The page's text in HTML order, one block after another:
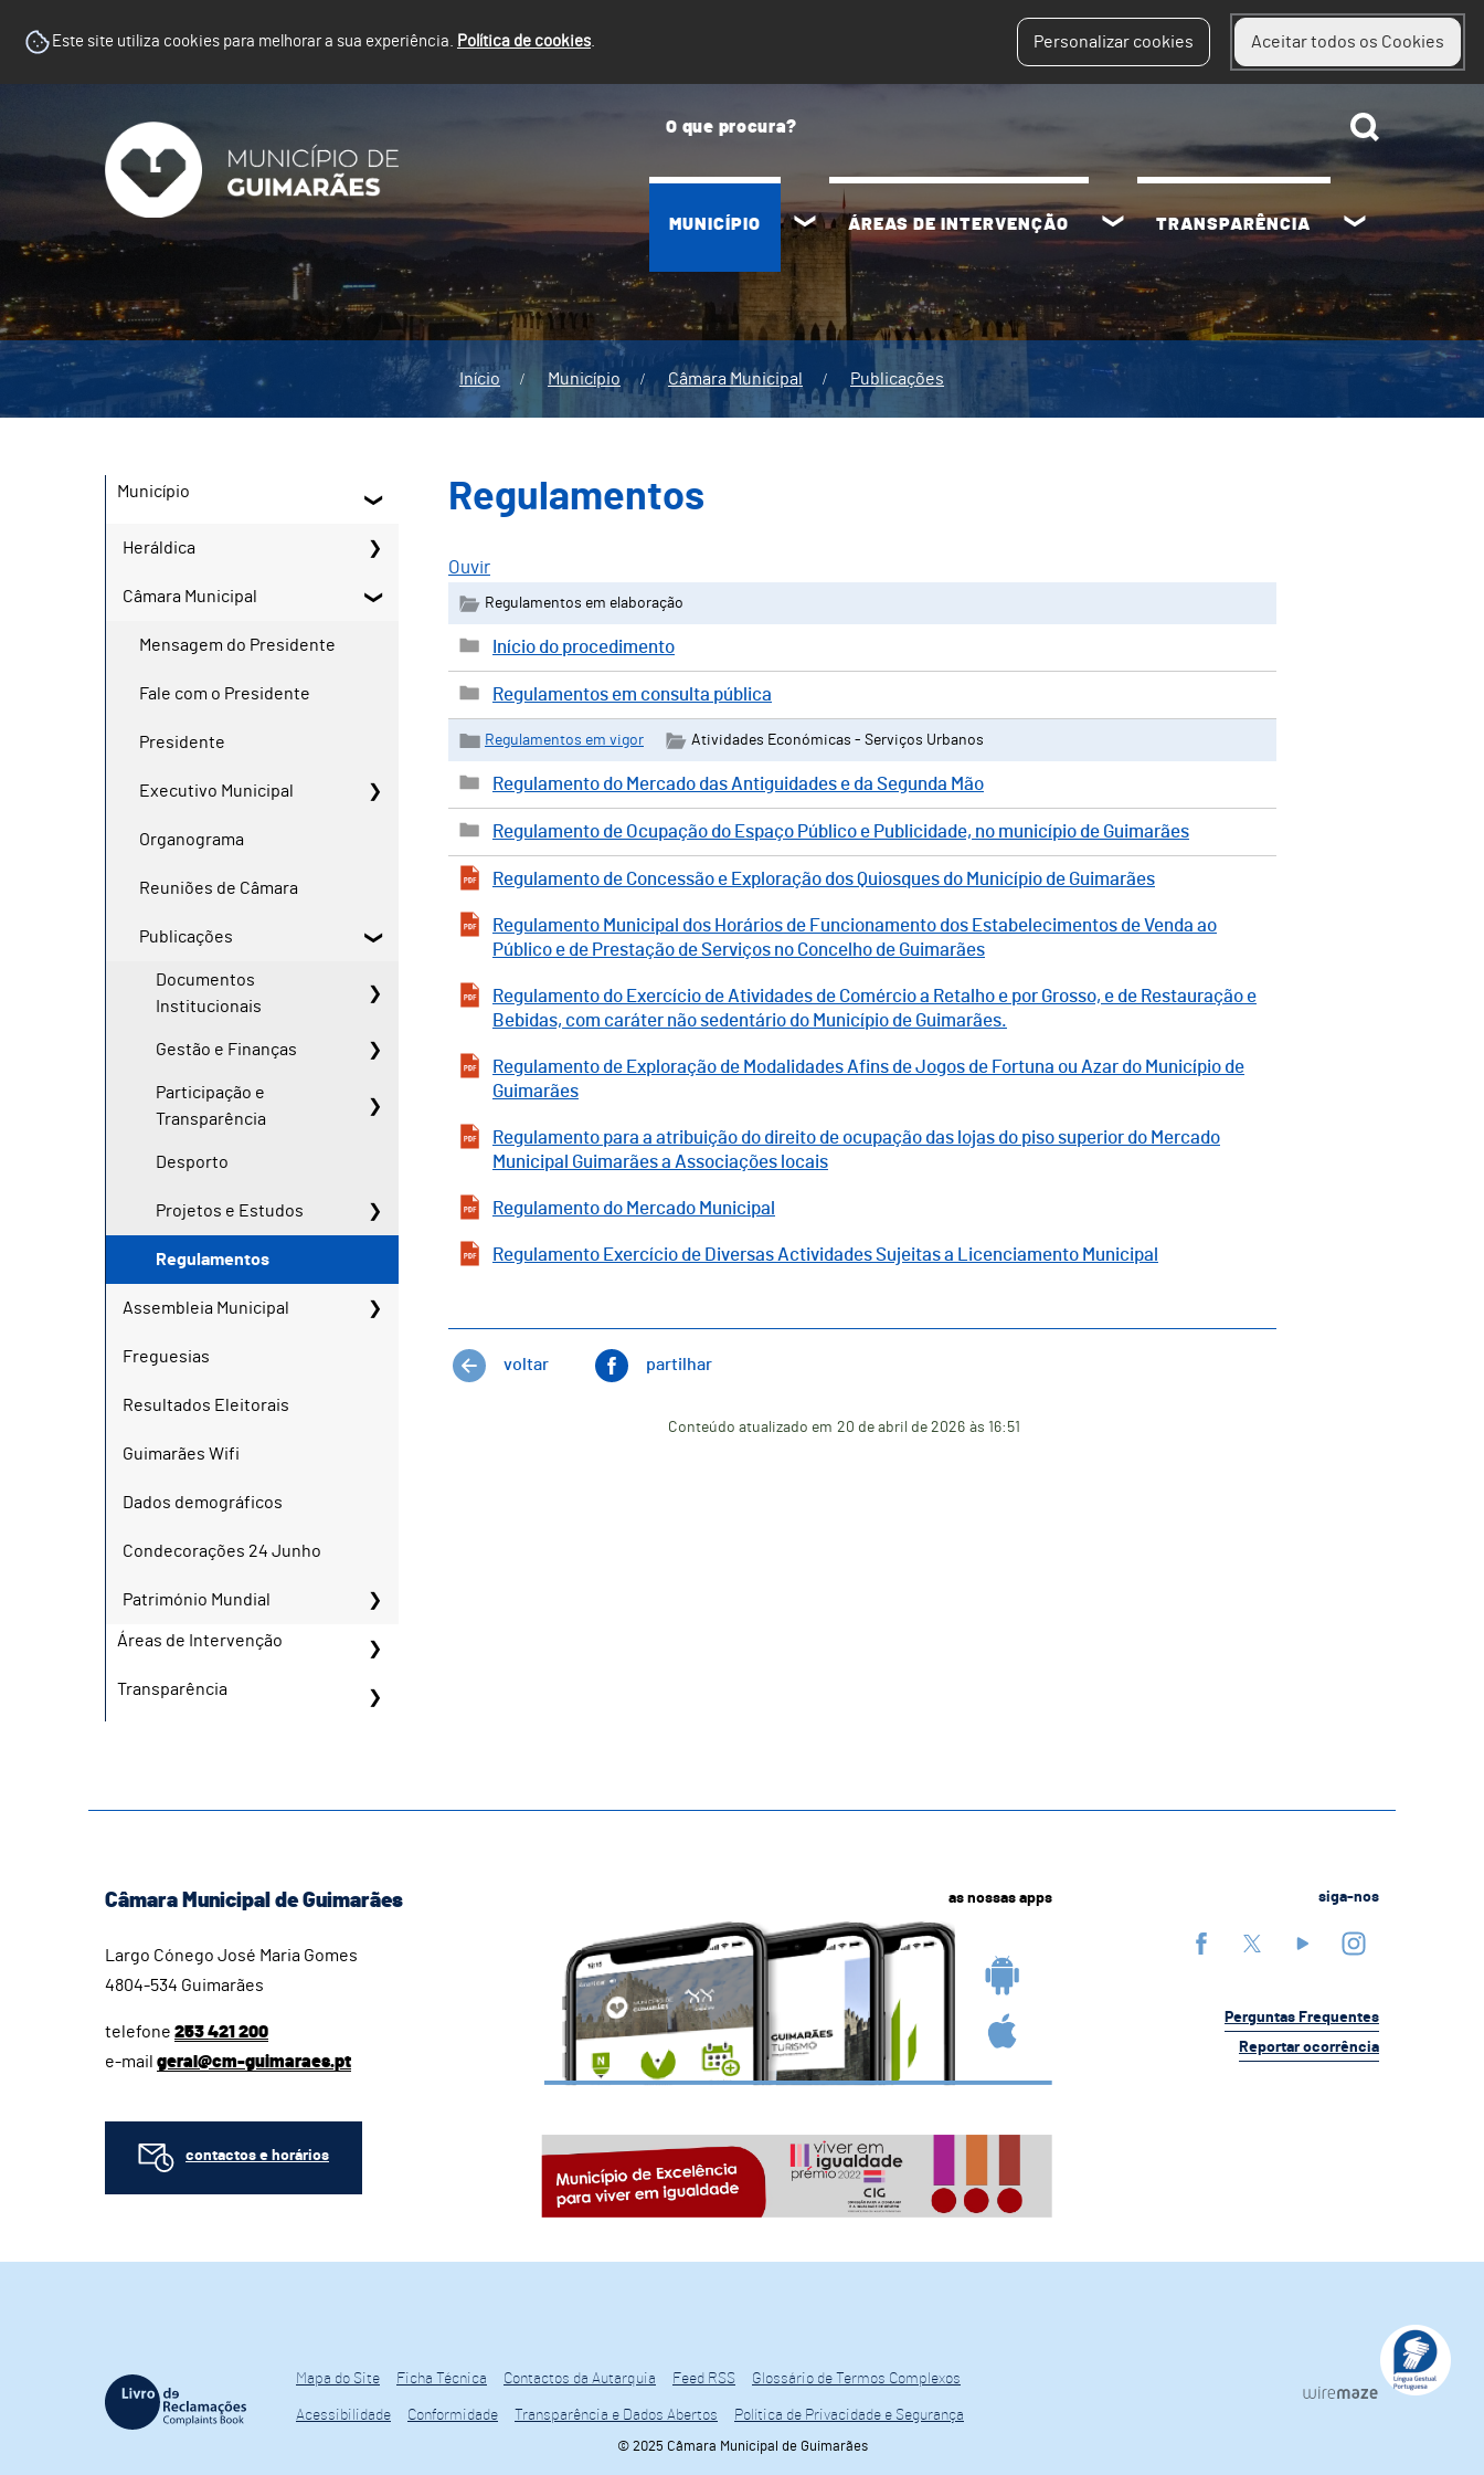
Este site utiliza cookies para melhorar a sua experiência. Política de cookies. Personalizar cookies Aceitar todos os Cookies
MUNICÍPIO ÁREAS DE INTERVENÇÃO TRANSPARÊNCIA
Início Município Câmara Municipal Publicações
Município
Heráldica
Câmara Municipal
Mensagem do Presidente
Fale com o Presidente
Presidente
Executivo Municipal
Organograma
Reuniões de Câmara
Publicações
Documentos
Institucionais
Gestão e Finanças
Participação e
Transparência
Desporto
Projetos e Estudos
Regulamentos
Assembleia Municipal
Freguesias
Resultados Eleitorais
Guimarães Wifi
Dados demográficos
Condecorações 24 Junho
Património Mundial
Áreas de Intervenção
Transparência
Regulamentos
Ouvir
Regulamentos em elaboração
Início do procedimento
Regulamentos em consulta pública
Regulamentos em vigor Atividades Económicas - Serviços Urbanos
Regulamento do Mercado das Antiguidades e da Segunda Mão
Regulamento de Ocupação do Espaço Público e Publicidade, no município de Guimarães
Regulamento de Concessão e Exploração dos Quiosques do Município de Guimarães
Regulamento Municipal dos Horários de Funcionamento dos Estabelecimentos de Venda ao
Público e de Prestação de Serviços no Concelho de Guimarães
Regulamento do Exercício de Atividades de Comércio a Retalho e por Grosso, e de Restauração e
Bebidas, com caráter não sedentário do Município de Guimarães.
Regulamento de Exploração de Modalidades Afins de Jogos de Fortuna ou Azar do Município de
Guimarães
Regulamento para a atribuição do direito de ocupação das lojas do piso superior do Mercado
Municipal Guimarães a Associações locais
Regulamento do Mercado Municipal
Regulamento Exercício de Diversas Actividades Sujeitas a Licenciamento Municipal
voltar partilhar
Conteúdo atualizado em 20 de abril de 2026 às 16:51
Câmara Municipal de Guimarães
Largo Cónego José Maria Gomes
4804-534 Guimarães
telefone 253 421 200
e-mail geral@cm-guimaraes.pt
contactos e horários
as nossas apps siga-nos
Perguntas Frequentes
Reportar ocorrência
Mapa do Site Ficha Técnica Contactos da Autarquia Feed RSS Glossário de Termos Complexos
Acessibilidade Conformidade Transparência e Dados Abertos
Política de Privacidade e Segurança
© 2025 Câmara Municipal de Guimarães